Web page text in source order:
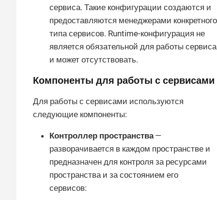
сервиса. Такие конфигурации создаются и
предоставляются менеджерами конкретного
типа сервисов. Runtime-конфигурация не
является обязательной для работы сервиса
и может отсутствовать.
Компоненты для работы с сервисами
Для работы с сервисами используются
следующие компоненты:
Контроллер пространства—
разворачивается в каждом пространстве и
предназначен для контроля за ресурсами
пространства и за состоянием его
сервисов: